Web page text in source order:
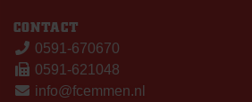
CONTACT
0591-670670
0591-621048
info@fcemmen.nl